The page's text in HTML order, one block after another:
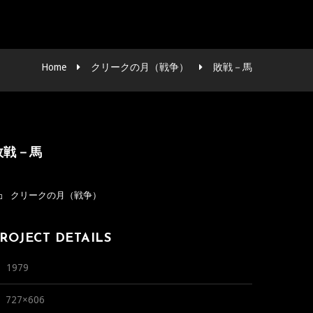
Home クリークの月（戦争） 敗戦－馬
戦－馬
クリークの月（戦争）
DETAILS
1979
727×606